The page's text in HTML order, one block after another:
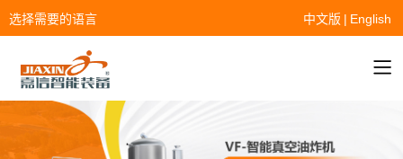
选择需要的语言 中文版 | English